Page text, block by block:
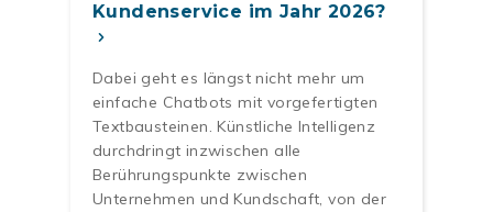
Kundenservice im Jahr 2026?
Dabei geht es längst nicht mehr um
einfache Chatbots mit vorgefertigten
Textbausteinen. Künstliche Intelligenz
durchdringt inzwischen alle
Berührungspunkte zwischen
Unternehmen und Kundschaft, von der